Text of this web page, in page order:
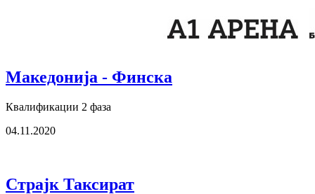
Македонија - Финска
Квалификации 2 фаза
04.11.2020
Страјк Таксират